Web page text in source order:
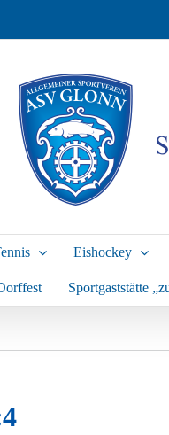
Eishockey
Sportgaststätte